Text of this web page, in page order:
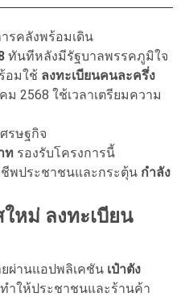
รคลังพร้อมเดิน
ทันทีหลังมีรัฐบาลพรรคภูมิใจ
อมใช้ ลงทะเบียนคนละครึ่ง
ม 2568 ใช้เวลาเตรียมความ
รษฐกิจ
ท รองรับโครงการนี้
พประชาชนและกระตุ้น กำลัง
หม่ ลงทะเบียน
ยผ่านแอปพลิเคชัน เป๋าตัง
ำให้ประชาชนและร้านค้า